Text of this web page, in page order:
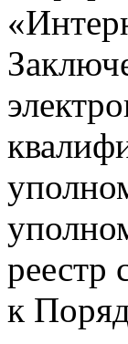
реестр
к